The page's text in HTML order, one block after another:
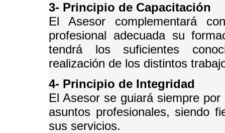
3- Principio de Capacitación
El Asesor complementará
profesional adecuada su
tendrá los suficientes
realización de los distintos
4- Principio de Integridad
El Asesor se guiará siempre
asuntos profesionales, siendo
sus servicios.